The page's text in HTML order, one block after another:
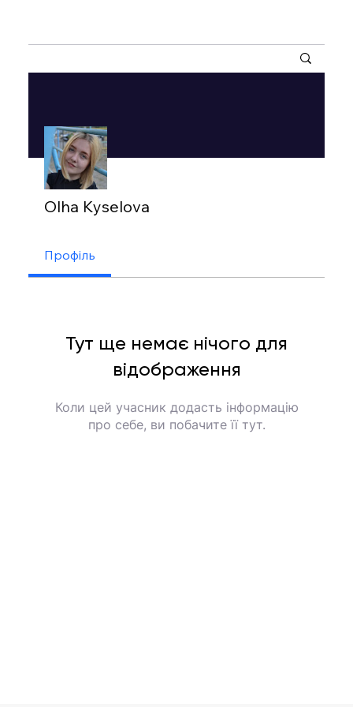
Olha Kyselova
Профіль
Тут ще немає нічого для
відображення
Коли цей учасник додасть інформацію
про себе, ви побачите її тут.